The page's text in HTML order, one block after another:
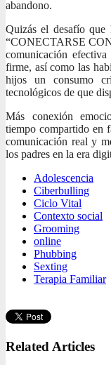
abandono.
Quizás el desafío que
“CONECTARSE
comunicación
firme, así como las
hijos un consumo
tecnológicos de que
Más conexión
tiempo compartido en
comunicación real y
los padres en la era
Adolescencia
Ciberbulling
Ciclo Vital
Contexto social
Grooming
online
Phubbing
Sexting
Terapia Familiar
Related Articles